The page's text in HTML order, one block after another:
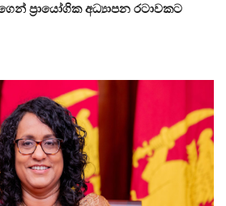
ප්‍රායෝගික අධ්‍යාපන රටාවකට